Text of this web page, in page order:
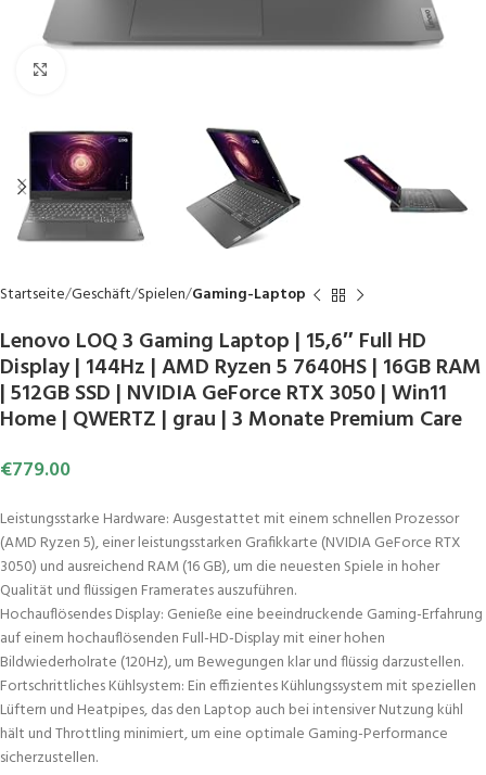
Startseite Geschäft Spielen Gaming-Laptop
Lenovo LOQ 3 Gaming Laptop | 15,6″ Full HD
Display | 144Hz | AMD Ryzen 5 7640HS | 16GB RAM
| 512GB SSD | NVIDIA GeForce RTX 3050 | Win11
Home | QWERTZ | grau | 3 Monate Premium Care
€779.00
Leistungsstarke Hardware: Ausgestattet mit einem schnellen Prozessor
(AMD Ryzen 5), einer leistungsstarken Grafikkarte (NVIDIA GeForce RTX
3050) und ausreichend RAM (16 GB), um die neuesten Spiele in hoher
Qualität und flüssigen Framerates auszuführen.
Hochauflösendes Display: Genieße eine beeindruckende Gaming-Erfahrung
auf einem hochauflösenden Full-HD-Display mit einer hohen
Bildwiederholrate (120Hz), um Bewegungen klar und flüssig darzustellen.
Fortschrittliches Kühlsystem: Ein effizientes Kühlungssystem mit speziellen
Lüftern und Heatpipes, das den Laptop auch bei intensiver Nutzung kühl
hält und Throttling minimiert, um eine optimale Gaming-Performance
sicherzustellen.